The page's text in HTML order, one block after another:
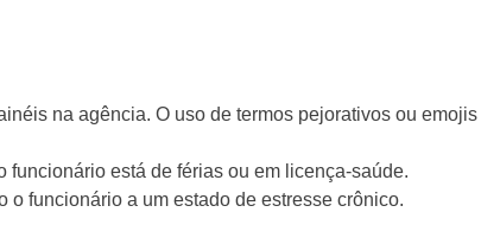
na agência. O uso de termos pejorativos ou emojis
está de férias ou em licença-saúde.
funcionário a um estado de estresse crônico.